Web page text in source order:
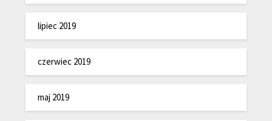
lipiec 2019
czerwiec 2019
maj 2019